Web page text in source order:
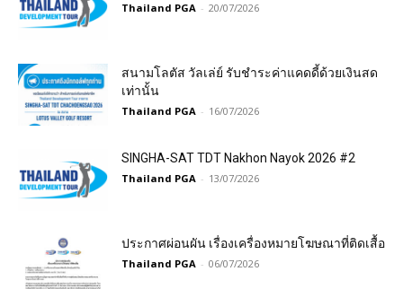
Thailand PGA - 20/07/2026
สนามโลตัส วัลเล่ย์ รับชำระค่าแคดดี้ด้วยเงินสด
เท่านั้น
Thailand PGA - 16/07/2026
SINGHA-SAT TDT Nakhon Nayok 2026 #2
Thailand PGA - 13/07/2026
ประกาศผ่อนผัน เรื่องเครื่องหมายโฆษณาที่ติดเสื้อ
Thailand PGA - 06/07/2026